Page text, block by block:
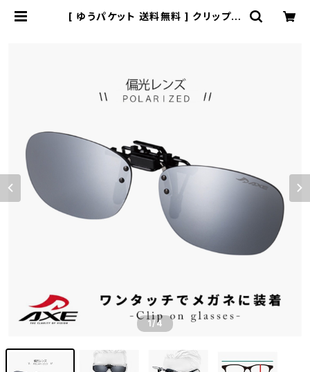
[ ゆうパケット 送料無料 ] クリップオ
転用 自転車 ドライブ 釣り フィッシン
グ | 【サングラスドッグ】メガネ・サン
グラス・帽子 の 通販
1/4